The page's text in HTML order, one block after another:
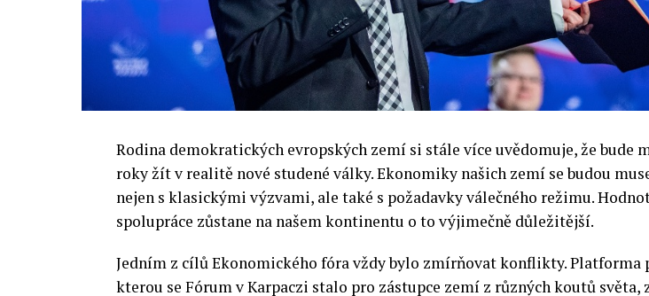
Rodina demokratických evropských zemí si stále více uvědomuje, že bude
roky žít v realitě nové studené války. Ekonomiky našich zemí se budou
nejen s klasickými výzvami, ale také s požadavky válečného režimu.
spolupráce zůstane na našem kontinentu o to výjimečně důležitější.
Jedním z cílů Ekonomického fóra vždy bylo zmírňovat konflikty. Platforma
kterou se Fórum v Karpaczi stalo pro zástupce zemí z různých koutů světa,